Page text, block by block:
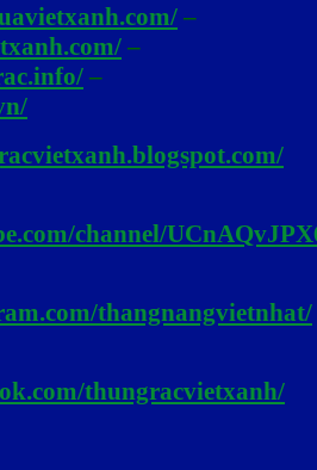
–
–
–
channel/
thangnangvietnhat/
thungracvietxanh/